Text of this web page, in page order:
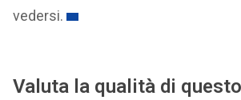
vedersi.
Valuta la qualità di